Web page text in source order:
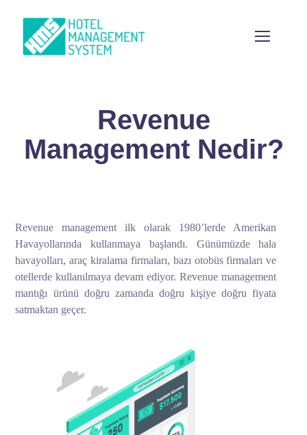
Revenue
Management Nedir?
Revenue management ilk olarak 1980’lerde Amerikan
Havayollarında kullanmaya başlandı. Günümüzde hala
havayolları, araç kiralama firmaları, bazı otobüs firmaları ve
otellerde kullanılmaya devam ediyor. Revenue management
mantığı ürünü doğru zamanda doğru kişiye doğru fiyata
satmaktan geçer.